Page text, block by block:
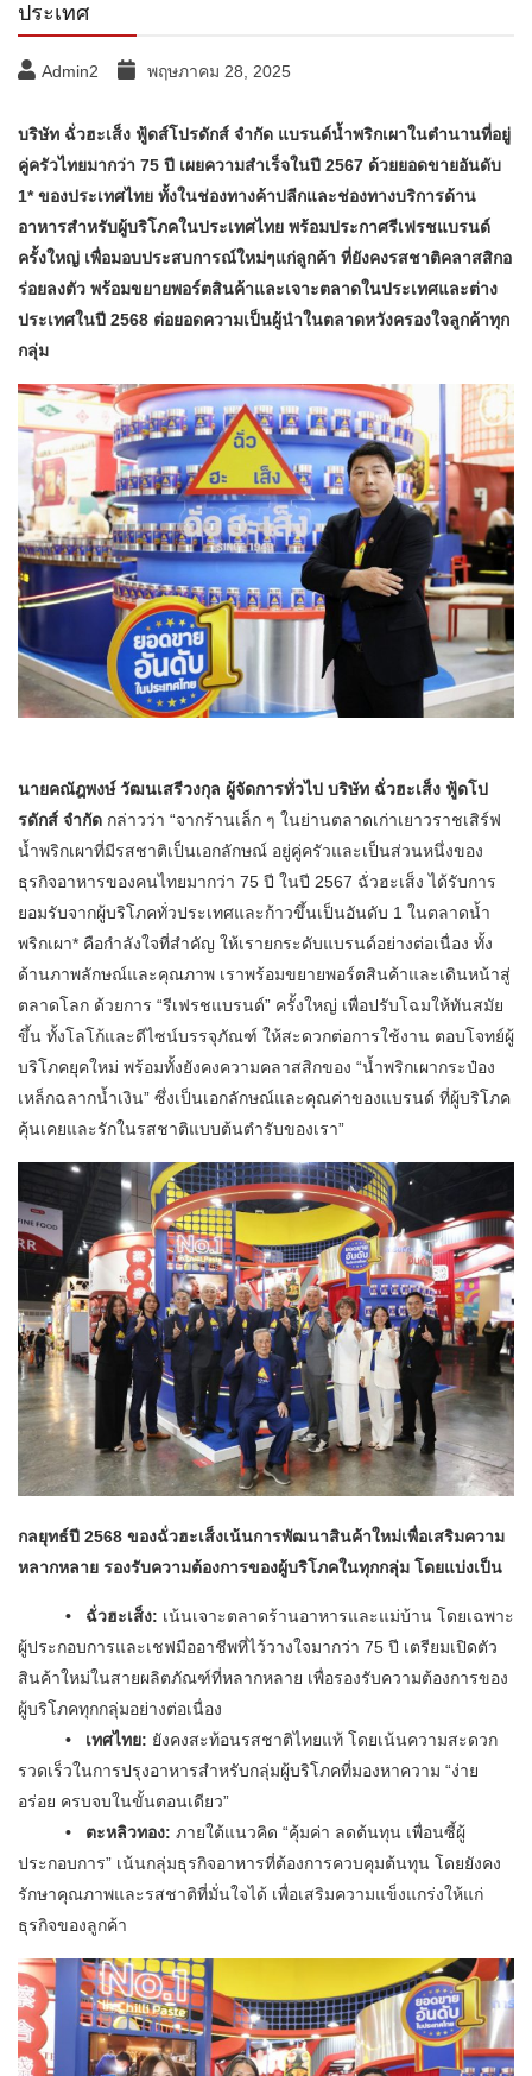
ประเทศ
Admin2 พฤษภาคม 28, 2025
บริษัท ฉั่วฮะเส็ง ฟู้ดส์โปรดักส์ จำกัด แบรนด์น้ำพริกเผาในตำนานที่อยู่
คู่ครัวไทยมากว่า 75 ปี เผยความสำเร็จในปี 2567 ด้วยยอดขายอันดับ
1* ของประเทศไทย ทั้งในช่องทางค้าปลีกและช่องทางบริการด้าน
อาหารสำหรับผู้บริโภคในประเทศไทย พร้อมประกาศรีเฟรชแบรนด์
ครั้งใหญ่ เพื่อมอบประสบการณ์ใหม่ๆแก่ลูกค้า ที่ยังคงรสชาติคลาสสิกอ
ร่อยลงตัว พร้อมขยายพอร์ตสินค้าและเจาะตลาดในประเทศและต่าง
ประเทศในปี 2568 ต่อยอดความเป็นผู้นำในตลาดหวังครองใจลูกค้าทุก
กลุ่ม
นายคณัฎพงษ์ วัฒนเสรีวงกุล ผู้จัดการทั่วไป บริษัท ฉั่วฮะเส็ง ฟู้ดโป
รดักส์ จำกัด กล่าวว่า “จากร้านเล็ก ๆ ในย่านตลาดเก่าเยาวราชเสิร์ฟ
น้ำพริกเผาที่มีรสชาติเป็นเอกลักษณ์ อยู่คู่ครัวและเป็นส่วนหนึ่งของ
ธุรกิจอาหารของคนไทยมากว่า 75 ปี ในปี 2567 ฉั่วฮะเส็ง ได้รับการ
ยอมรับจากผู้บริโภคทั่วประเทศและก้าวขึ้นเป็นอันดับ 1 ในตลาดน้ำ
พริกเผา* คือกำลังใจที่สำคัญ ให้เรายกระดับแบรนด์อย่างต่อเนื่อง ทั้ง
ด้านภาพลักษณ์และคุณภาพ เราพร้อมขยายพอร์ตสินค้าและเดินหน้าสู่
ตลาดโลก ด้วยการ “รีเฟรชแบรนด์” ครั้งใหญ่ เพื่อปรับโฉมให้ทันสมัย
ขึ้น ทั้งโลโก้และดีไซน์บรรจุภัณฑ์ ให้สะดวกต่อการใช้งาน ตอบโจทย์ผู้
บริโภคยุคใหม่ พร้อมทั้งยังคงความคลาสสิกของ “น้ำพริกเผากระป๋อง
เหล็กฉลากน้ำเงิน” ซึ่งเป็นเอกลักษณ์และคุณค่าของแบรนด์ ที่ผู้บริโภค
คุ้นเคยและรักในรสชาติแบบต้นตำรับของเรา”
กลยุทธ์ปี 2568 ของฉั่วฮะเส็งเน้นการพัฒนาสินค้าใหม่เพื่อเสริมความ
หลากหลาย รองรับความต้องการของผู้บริโภคในทุกกลุ่ม โดยแบ่งเป็น
• ฉั่วฮะเส็ง: เน้นเจาะตลาดร้านอาหารและแม่บ้าน โดยเฉพาะ
ผู้ประกอบการและเชฟมืออาชีพที่ไว้วางใจมากว่า 75 ปี เตรียมเปิดตัว
สินค้าใหม่ในสายผลิตภัณฑ์ที่หลากหลาย เพื่อรองรับความต้องการของ
ผู้บริโภคทุกกลุ่มอย่างต่อเนื่อง
• เทศไทย: ยังคงสะท้อนรสชาติไทยแท้ โดยเน้นความสะดวก
รวดเร็วในการปรุงอาหารสำหรับกลุ่มผู้บริโภคที่มองหาความ “ง่าย
อร่อย ครบจบในขั้นตอนเดียว”
• ตะหลิวทอง: ภายใต้แนวคิด “คุ้มค่า ลดต้นทุน เพื่อนซี้ผู้
ประกอบการ” เน้นกลุ่มธุรกิจอาหารที่ต้องการควบคุมต้นทุน โดยยังคง
รักษาคุณภาพและรสชาติที่มั่นใจได้ เพื่อเสริมความแข็งแกร่งให้แก่
ธุรกิจของลูกค้า